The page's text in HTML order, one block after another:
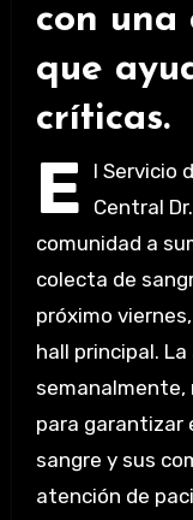
con una
que
críticas.
E
l Servicio
Central
comunidad a
colecta de
próximo
hall principal.
semanalmente,
para garantizar
sangre y sus
atención de